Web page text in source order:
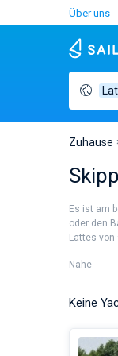
Über uns
Zuhause
Es ist am
oder den
Lattes von
Nahe
Keine